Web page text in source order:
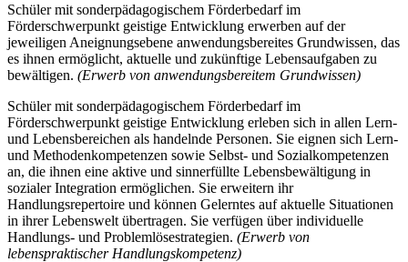
Schüler mit sonderpädagogischem Förderbedarf im
Förderschwerpunkt geistige Entwicklung erwerben auf der
jeweiligen Aneignungsebene anwendungsbereites Grundwissen, das
es ihnen ermöglicht, aktuelle und zukünftige Lebensaufgaben zu
bewältigen. (Erwerb von anwendungsbereitem Grundwissen)
Schüler mit sonderpädagogischem Förderbedarf im
Förderschwerpunkt geistige Entwicklung erleben sich in allen Lern-
und Lebensbereichen als handelnde Personen. Sie eignen sich Lern-
und Methodenkompetenzen sowie Selbst- und Sozialkompetenzen
an, die ihnen eine aktive und sinnerfüllte Lebensbewältigung in
sozialer Integration ermöglichen. Sie erweitern ihr
Handlungsrepertoire und können Gelerntes auf aktuelle Situationen
in ihrer Lebenswelt übertragen. Sie verfügen über individuelle
Handlungs- und Problemlösestrategien. (Erwerb von
lebenspraktischer Handlungskompetenz)